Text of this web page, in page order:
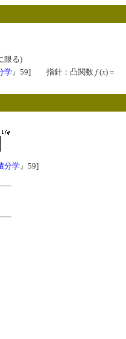
限る)
学 』59] 指針：凸関数 f(x)＝
分学』59]